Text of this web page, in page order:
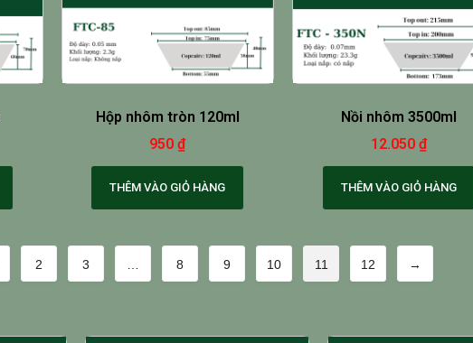
Hộp nhôm tròn 120ml
950₫
THÊM VÀO GIỎ HÀNG
Nồi nhôm 3500ml
12.050₫
THÊM VÀO GIỎ HÀNG
2 3 8 9 10 11 12 →